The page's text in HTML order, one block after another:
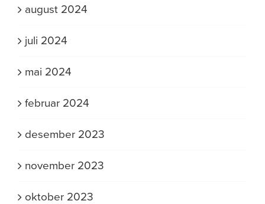
august 2024
juli 2024
mai 2024
februar 2024
desember 2023
november 2023
oktober 2023